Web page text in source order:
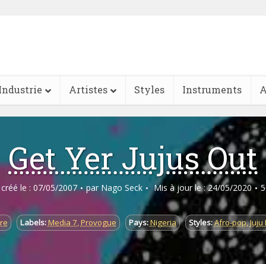
Artistes Styles Instruments
Get Yer Jujus Out
le : 07/05/2007 par Nago Seck Mis à jour le : 24/05/2020
Labels:Media 7,Provogue Pays:Nigeria Styles:Afro-pop,Juju